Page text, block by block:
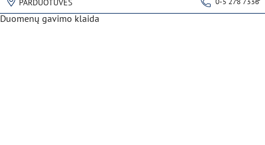
Duomenų gavimo klaida